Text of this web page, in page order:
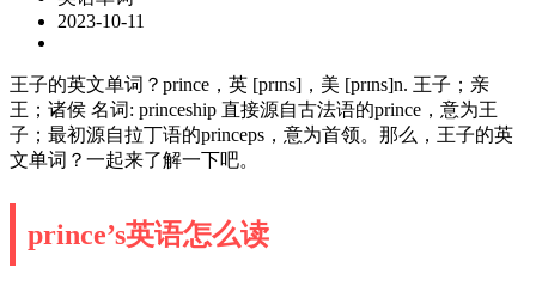
2023-10-11
王子的英文单词？prince，英 [prɪns]，美 [prɪns]n. 王子；亲
王；诸侯 名词: princeship 直接源自古法语的prince，意为王
子；最初源自拉丁语的princeps，意为首领。那么，王子的英
文单词？一起来了解一下吧。
prince’s英语怎么读